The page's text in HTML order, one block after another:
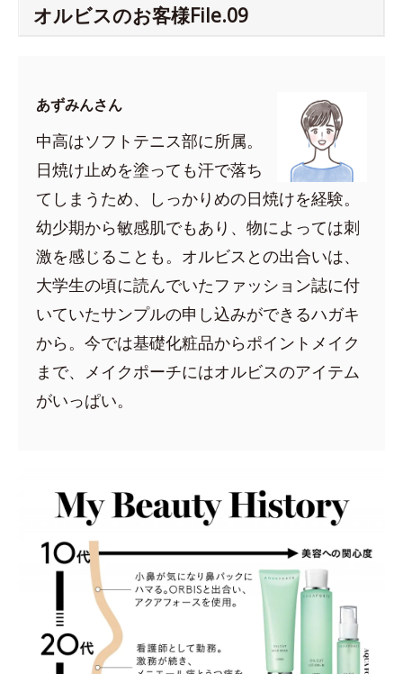
オルビスのお客様File.09
あずみんさん
中高はソフトテニス部に所属。
日焼け止めを塗っても汗で落ち
てしまうため、しっかりめの日焼けを経験。
幼少期から敏感肌でもあり、物によっては刺
激を感じることも。オルビスとの出合いは、
大学生の頃に読んでいたファッション誌に付
いていたサンプルの申し込みができるハガキ
から。今では基礎化粧品からポイントメイク
まで、メイクポーチにはオルビスのアイテム
がいっぱい。